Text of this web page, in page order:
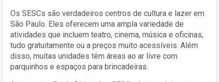
Os SESCs são verdadeiros centros de cultura e lazer em
São Paulo. Eles oferecem uma ampla variedade de
atividades que incluem teatro, cinema, música e oficinas,
tudo gratuitamente ou a preços muito acessíveis. Além
disso, muitas unidades têm áreas ao ar livre com
parquinhos e espaços para brincadeiras.